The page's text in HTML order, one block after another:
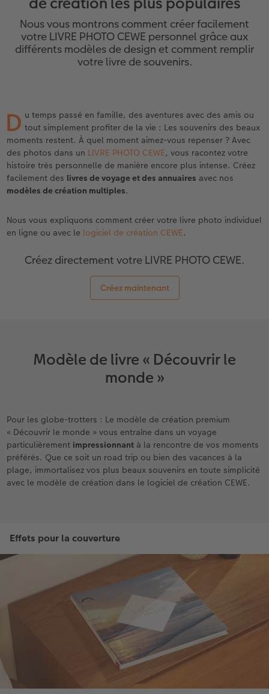
Étui personnalisé
Pochette souvenirs
LIVRE PHOTO CEWE Bébé
Premières étapes
Possibilités de commande
Exemples
Coffeetable Book «Art Collection»
Accessoires
Tirages photo sur papier recyclé
Poster premium
Lot de photos
Tirages immédiats
Photo d’identité
Accessoires
Affiche carte personnalisée
Pêle-mêle
hexxas
Photo sur alu-dibond
Photo sur bois
Tableau photo Prestige
Multi-déco
Conseils décoration murale
Accessoires
Autres occasions
Cartes à rabat
Cartes photo
Carte à l’unité
Décoration
Jeux
École et bureau
Faber-Castell
Tirages créatifs
Boîte cadeau photo
Carte cadeau CEWE
Boîte à friandises personnalisée
Nouveautés
Calendriers muraux avec design
Calendrier mural A4
Calendrier mural A4 Panorama
Calendrier de bureau carré
Accessoires
Carte de vœux personnalisée
Planche de photos
Pêle-mêle
Photos d’identité biométriques
Trouvez un magasin
pour l’anniversaire
Cadeaux de fête des mères
Cadeaux pour le départ
pour les jeunes mariés
pour l’EVJF
Mariage
Livre de l’année
Concours photos
Nous vous montrons comment créer facilement
votre LIVRE PHOTO CEWE personnel grâce aux
différents modèles de design et comment remplir
votre livre de souvenirs.
D u temps passé en famille, des aventures avec des amis ou
tout simplement profiter de la vie : Les souvenirs des beaux
moments restent. À quel moment aimez-vous repenser ? Avec
des photos dans un LIVRE PHOTO CEWE, vous racontez votre
histoire très personnelle de manière encore plus intense. Créez
facilement des livres de voyage et des annuaires avec nos
modèles de création multiples.
Nous vous expliquons comment créer votre livre photo individuel
en ligne ou avec le logiciel de création CEWE.
Créez directement votre LIVRE PHOTO CEWE.
Créez maintenant
Modèle de livre « Découvrir le
monde »
Pour les globe-trotters : Le modèle de création premium
« Découvrir le monde » vous entraîne dans un voyage
particulièrement impressionnant à la rencontre de vos moments
préférés. Que ce soit un road trip ou bien des vacances à la
plage, immortalisez vos plus beaux souvenirs en toute simplicité
avec le modèle de création dans le logiciel de création CEWE.